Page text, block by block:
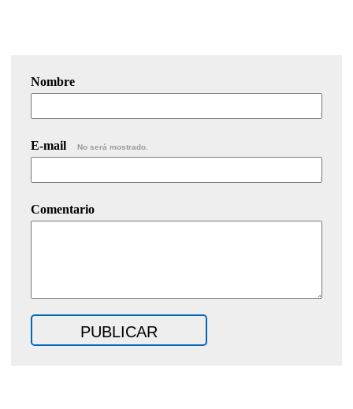
Nombre
E-mail No será mostrado.
Comentario